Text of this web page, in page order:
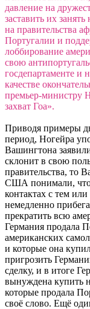
давление на
заставить их
на правительства
Португалии и
лоббирование
свою
госдепартаменте и
качестве
премьер-министру
захват Гоа».
Приводя примеры
период, Ногейра
Вашингтона
склонит в свою
правительства, то
США понимали, что
контактах с тем
немедленно
прекратить всю
Германия продала
американских
и которые она
пригрозить
сделку, и в итоге
вынуждена купить
которые продала
своё слово. Ещё